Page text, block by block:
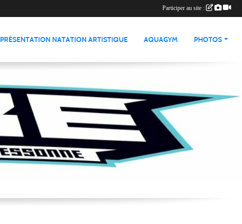
PRÉSENTATION NATATION ARTISTIQUE AQUAGYM PHOTOS
Participer au site :